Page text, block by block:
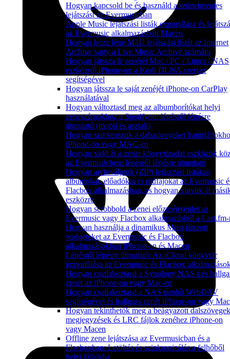
Hogyan kapcsold be és használd a szünetmentes
lejátszást az Evermusicban
Apple Music lejátszási listák exportálása és
az Evermusic alkalmazásban Macen
Hogyan hozz létre M3U lejátszási listát az Internet
Archive vagy a Live Music Archive számára
Hogyan játssza le zenéjét Mac / PC / Linux / NAS
eszközről iPhone-on a Kodi DLNA szerver
segítségével
Hogyan játssza le saját zenéjét iPhone-on CarPlay
használatával
Hogyan változtasd meg az albumborítókat helyi
zeneszámokhoz a Spotifyon: lépésről lépésre
útmutató (mobil és asztali)
Hogyan szerkesszük a dalszövegeket
iPhone-on vagy MAC-en
Hogyan vidd át a zenei könyvtáradat eszközök
az Evermusicben: lépésről lépésre útmutató
Hogyan archiváljunk (ZIP) lejátszási listákat,
albumokat, előadókat és műfajokat az Evermusic
Flacbox alkalmazásban, és hogyan vigyük át
eszközre
Hogyan scrobbold a zenei előzményeidet az
Evermusic vagy Flacbox alkalmazásból a Last.fm-
Hogyan használja a dinamikus Most játszott
widgeteket az Evermusic és Flacbox
alkalmazásokban iPhone-on és Macen
Lépésről lépésre útmutató: Az iCloud könyvtár
importálása az Evermusic és Flacbox
Hogyan csatlakoztasd a Synology NAS-t és
zenét az iPhone-on vagy Mac-en
Hogyan csatlakoztasd a NAS tárolót WebDAV
segítségével és hallgass zenét iPhone-on vagy
Hogyan tekinthetők meg a beágyazott
megjegyzések és LRC fájlok zenéhez iPhone-on
vagy Macen
Offline zene lejátszása az Evermusicban és a
Flacboxban: Letöltés és szinkronizálás a felhőből
helyi fájlokba